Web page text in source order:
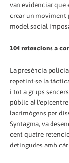
van evidenciar que
crear un moviment
model social
104 retencions a
La presència
repetint-se la
i tot a grups
públic al l'epicentre
lacrimògens per
Syntagma, va
cent quatre
detingudes amb